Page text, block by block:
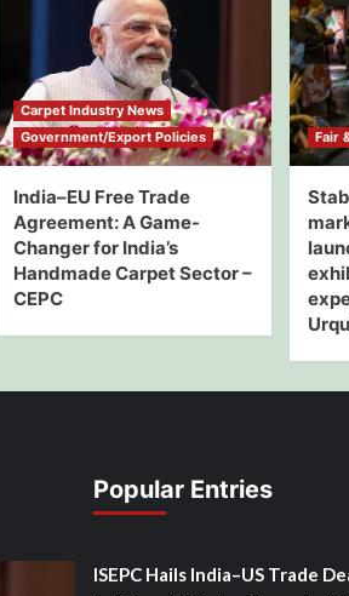
Carpet Industry News
Government/Export Policies
India–EU Free Trade
Agreement: A Game-
Changer for India’s
Handmade Carpet Sector –
CEPC
Fair
Popular Entries
ISEPC Hails India–US Trade